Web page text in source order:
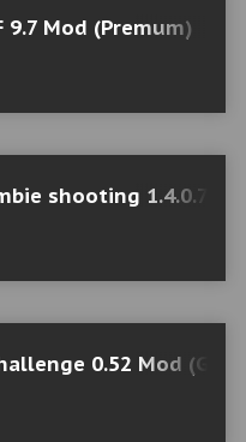
9.7 Mod (Premum)
shooting 1.4.0.7
0.52 Mod